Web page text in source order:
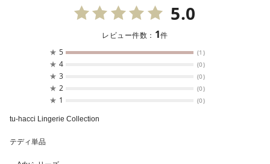
5.0
レビュー件数： 1件
★ 5 (1)
★ 4 (0)
★ 3 (0)
★ 2 (0)
★ 1 (0)
tu-hacci Lingerie Collection
テディ単品